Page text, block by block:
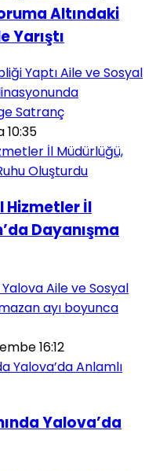
Altındaki
Yarıştı
Yaptı Aile ve Sosyal
Satranç
10:35
Hizmetler İl
Dayanışma
Yalova Aile ve Sosyal
ayı boyunca
16:12
Yalova’da